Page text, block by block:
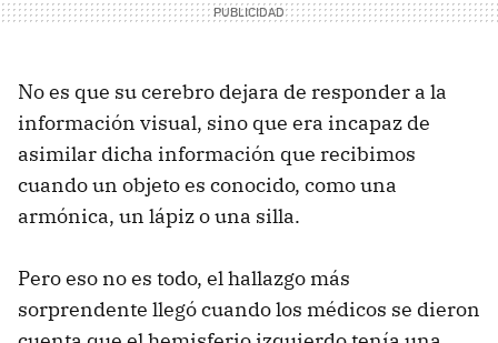
No es que su cerebro dejara de responder a la
información visual, sino que era incapaz de
asimilar dicha información que recibimos
cuando un objeto es conocido, como una
armónica, un lápiz o una silla.
Pero eso no es todo, el hallazgo más
sorprendente llegó cuando los médicos se dieron